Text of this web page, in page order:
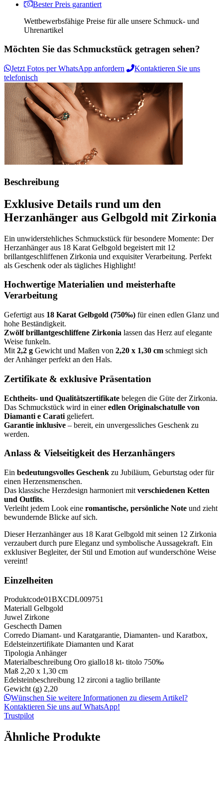
Bester Preis garantiert
Wettbewerbsfähige Preise für alle unsere Schmuck- und
Uhrenartikel
Möchten Sie das Schmuckstück getragen sehen?
Jetzt Fotos per WhatsApp anfordern
Kontaktieren Sie uns
telefonisch
Beschreibung
Exklusive Details rund um den
Herzanhänger aus Gelbgold mit Zirkonia
Ein unwiderstehliches Schmuckstück für besondere Momente: Der
Herzanhänger aus 18 Karat Gelbgold begeistert mit 12
brillantgeschliffenen Zirkonia und exquisiter Verarbeitung. Perfekt
als Geschenk oder als tägliches Highlight!
Hochwertige Materialien und meisterhafte
Verarbeitung
Gefertigt aus 18 Karat Gelbgold (750‰) für einen edlen Glanz und
hohe Beständigkeit.
Zwölf brillantgeschliffene Zirkonia lassen das Herz auf elegante
Weise funkeln.
Mit 2,2 g Gewicht und Maßen von 2,20 x 1,30 cm schmiegt sich
der Anhänger perfekt an den Hals.
Zertifikate & exklusive Präsentation
Echtheits- und Qualitätszertifikate belegen die Güte der Zirkonia.
Das Schmuckstück wird in eineredlen Originalschatulle von
Diamanti e Carati geliefert.
Garantie inklusive – bereit, ein unvergessliches Geschenk zu
werden.
Anlass & Vielseitigkeit des Herzanhängers
Ein bedeutungsvolles Geschenk zu Jubiläum, Geburtstag oder für
einen Herzensmenschen.
Das klassische Herzdesign harmoniert mit verschiedenen Ketten
und Outfits.
Verleiht jedem Look eine romantische, persönliche Note und zieht
bewundernde Blicke auf sich.
Dieser Herzanhänger aus 18 Karat Gelbgold mit seinen 12 Zirkonia
verzaubert durch pure Eleganz und symbolische Aussagekraft. Ein
exklusiver Begleiter, der Stil und Emotion auf wunderschöne Weise
vereint!
Einzelheiten
Produktcode01BXCDL009751
Materiall Gelbgold
Juwel Zirkone
Geschecth Damen
Corredo Diamant- und Karatgarantie, Diamanten- und Karatbox,
Edelsteinzertifikate Diamanten und Karat
TipologiaAnhänger
Materialbeschreibung Oro giallo18 kt- titolo 750‰
Maß 2,20 x 1,30 cm
Edelsteinbeschreibung 12 zirconi a taglio brillante
Gewicht (g) 2,20
Wünschen Sie weitere Informationen zu diesem Artikel?
Kontaktieren Sie uns auf WhatsApp!
Trustpilot
Ähnliche Produkte